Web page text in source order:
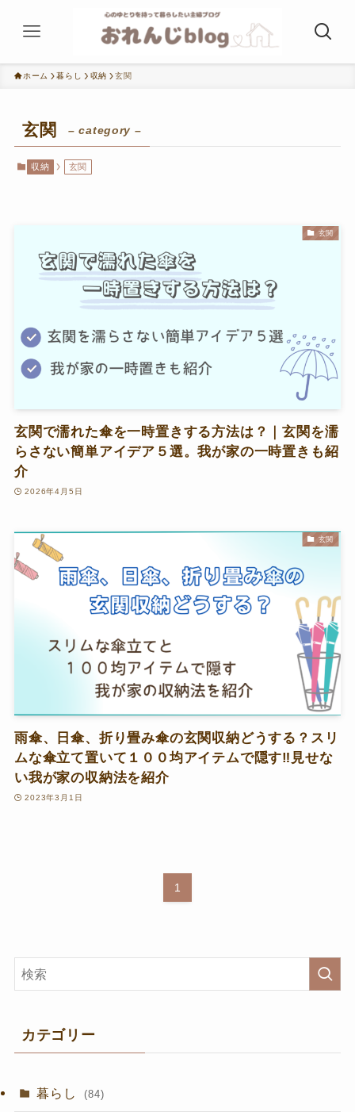
ホーム 暮らし 収納 玄関
玄関 – category –
収納 玄関
玄関
玄関で濡れた傘を一時置きする方法は？｜玄関を濡
らさない簡単アイデア５選。我が家の一時置きも紹
介
2026年4月5日
玄関
雨傘、日傘、折り畳み傘の玄関収納どうする？スリ
ムな傘立て置いて１００均アイテムで隠す‼見せな
い我が家の収納法を紹介
2023年3月1日
1
カテゴリー
暮らし (84)